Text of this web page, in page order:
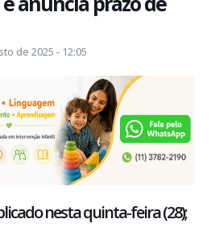
de 2025 - 12:05
nesta quinta-feira (28);